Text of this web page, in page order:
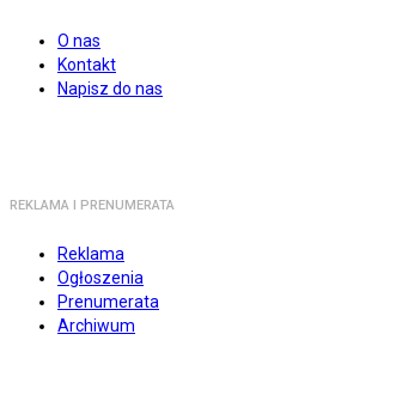
O nas
Kontakt
Napisz do nas
REKLAMA I PRENUMERATA
Reklama
Ogłoszenia
Prenumerata
Archiwum